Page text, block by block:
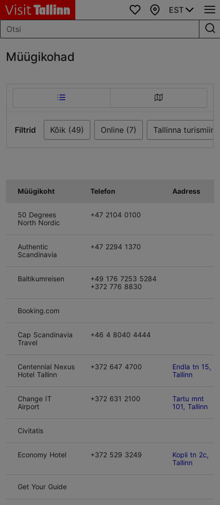
Lemmikud
Kaart
EST
Müügikohad
Filtrid Kõik (49) Online (7) Tallinna
Müügikoht Telefon Aadress
50 Degrees
North Nordic
+47 2104 0100
Authentic
Scandinavia
+47 2294 1370
Baltikumreisen
+49 176 7253 5284
+372 776 8830
Booking.com
Cap Scandinavia
Travel
+46 4 8040 4444
Centennial Nexus
Hotel Tallinn
+372 647 4700
Endla tn 15,
Tallinn
Change IT
Airport
+372 631 2100
Tartu mnt
101, Tallinn
Civitatis
Economy Hotel +372 529 3249
Kopli tn 2c,
Tallinn
Get Your Guide